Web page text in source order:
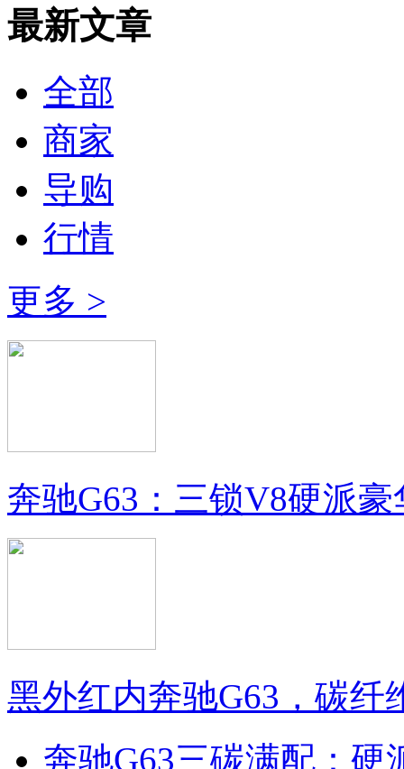
最新文章
全部
商家
导购
行情
更多 >
奔驰G63：三锁V8硬派
黑外红内奔驰G63，碳纤
奔驰G63三碳满配：硬